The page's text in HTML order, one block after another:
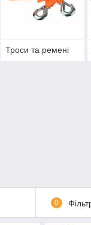
Троси та ремені
0